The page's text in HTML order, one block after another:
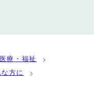
療・福祉
方に